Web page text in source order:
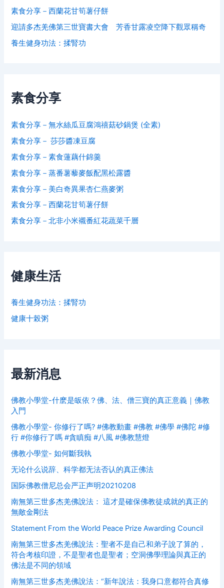
素食分享－西蘭花甘筍薯仔餅
迎請多杰羌佛第三世寶書大會 芳香甘露凌空降下觀眾稱奇
養生健身功法：揉腎功
素食分享
素食分享－無水絲瓜豆腐鴻禧菇砂鍋煲 (全素)
素食分享－ 莎莎醬凍豆腐
素食分享－素食蓮藕什錦羹
素食分享－蒸番薯藜麥飯配黑松露醬
素食分享－美白奇異果杏仁燕麥粥
素食分享－西蘭花甘筍薯仔餅
素食分享－北非小米襯番紅花蔬菜千層
健康生活
養生健身功法：揉腎功
健康十榖粥
最新消息
佛教小學堂-什麽是皈依？佛、法、僧三寶的真正意義｜佛教
入門
佛教小學堂- 你修行了嗎? #佛教動畫 #佛教 #佛學 #佛陀 #修
行 #你修行了嗎 #貪瞋痴 #八風 #佛教慧燈
佛教小學堂- 如何斷我執
无论什么说辞、科学都无法否认的真正佛法
国际佛教僧尼总会严正声明20210208
南無第三世多杰羌佛說法： 這才是確保佛教徒成就的真正的
無敵金剛法
Statement From the World Peace Prize Awarding Council
南無第三世多杰羌佛說法：聖者不是自己和弟子說了算的，
符合考核印證，不是聖者也是聖者；空洞佛學理論與真正的
佛法是不同的領域
南無第三世多杰羌佛說法：“新年說法：我身口意都符合真修